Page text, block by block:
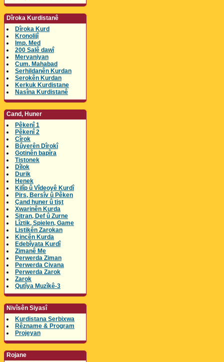
Dîroka Kurdistanê
Dîroka Kurd
Kronolijî
Imp. Med
200 Salê dawî
Mervaniyan
Cum. Mahabad
Serhildanên Kurdan
Serokên Kurdan
Kerkuk Kurdistane
Nasîna Kurdistanê
Cand, Huner
Pêkenî 1
Pêkenî 2
Cîrok
Bûyerên Dîrokî
Gotinên bapîra
Tistonek
Dîlok
Durik
Henek
Kilîp û Vîdeoyê Kurdî
Pirs, Bersîv û Pêken
Çand huner û tişt
Xwarinên Kurda
Sitran, Def û Zurne
Lîztik, Spielen, Game
Listikên Zarokan
Kincên Kurda
Edebîyata Kurdî
Zimanê Me
Perwerda Ziman
Perwerda Civana
Perwerda Zarok
Zarok
Qutîya Muzîkê-3
Nivîsên Siyasî
Kurdistana Serbixwa
Rêzname & Program
Projeyan
Rojane